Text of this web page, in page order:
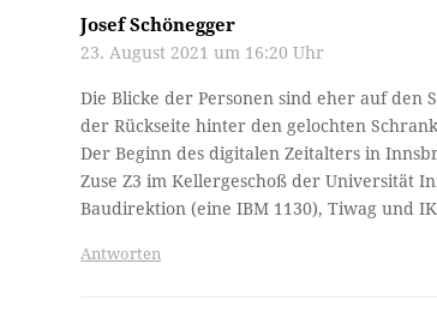
Josef Schönegger
23. August 2021 um 16:20 Uhr
Die Blicke der Personen sind eher auf
der Rückseite hinter den gelochten
Der Beginn des digitalen Zeitalters in
Zuse Z3 im Kellergeschoß der Universität
Baudirektion (eine IBM 1130), Tiwag und
Antworten